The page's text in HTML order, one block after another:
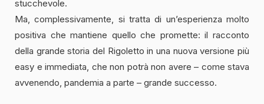
stucchevole.
Ma, complessivamente, si tratta di un’esperienza molto
positiva che mantiene quello che promette: il racconto
della grande storia del Rigoletto in una nuova versione più
easy e immediata, che non potrà non avere – come stava
avvenendo, pandemia a parte – grande successo.